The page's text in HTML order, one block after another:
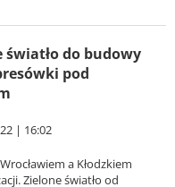
światło do budowy
pod
| 16:02
a Kłodzkiem
Zielone światło od